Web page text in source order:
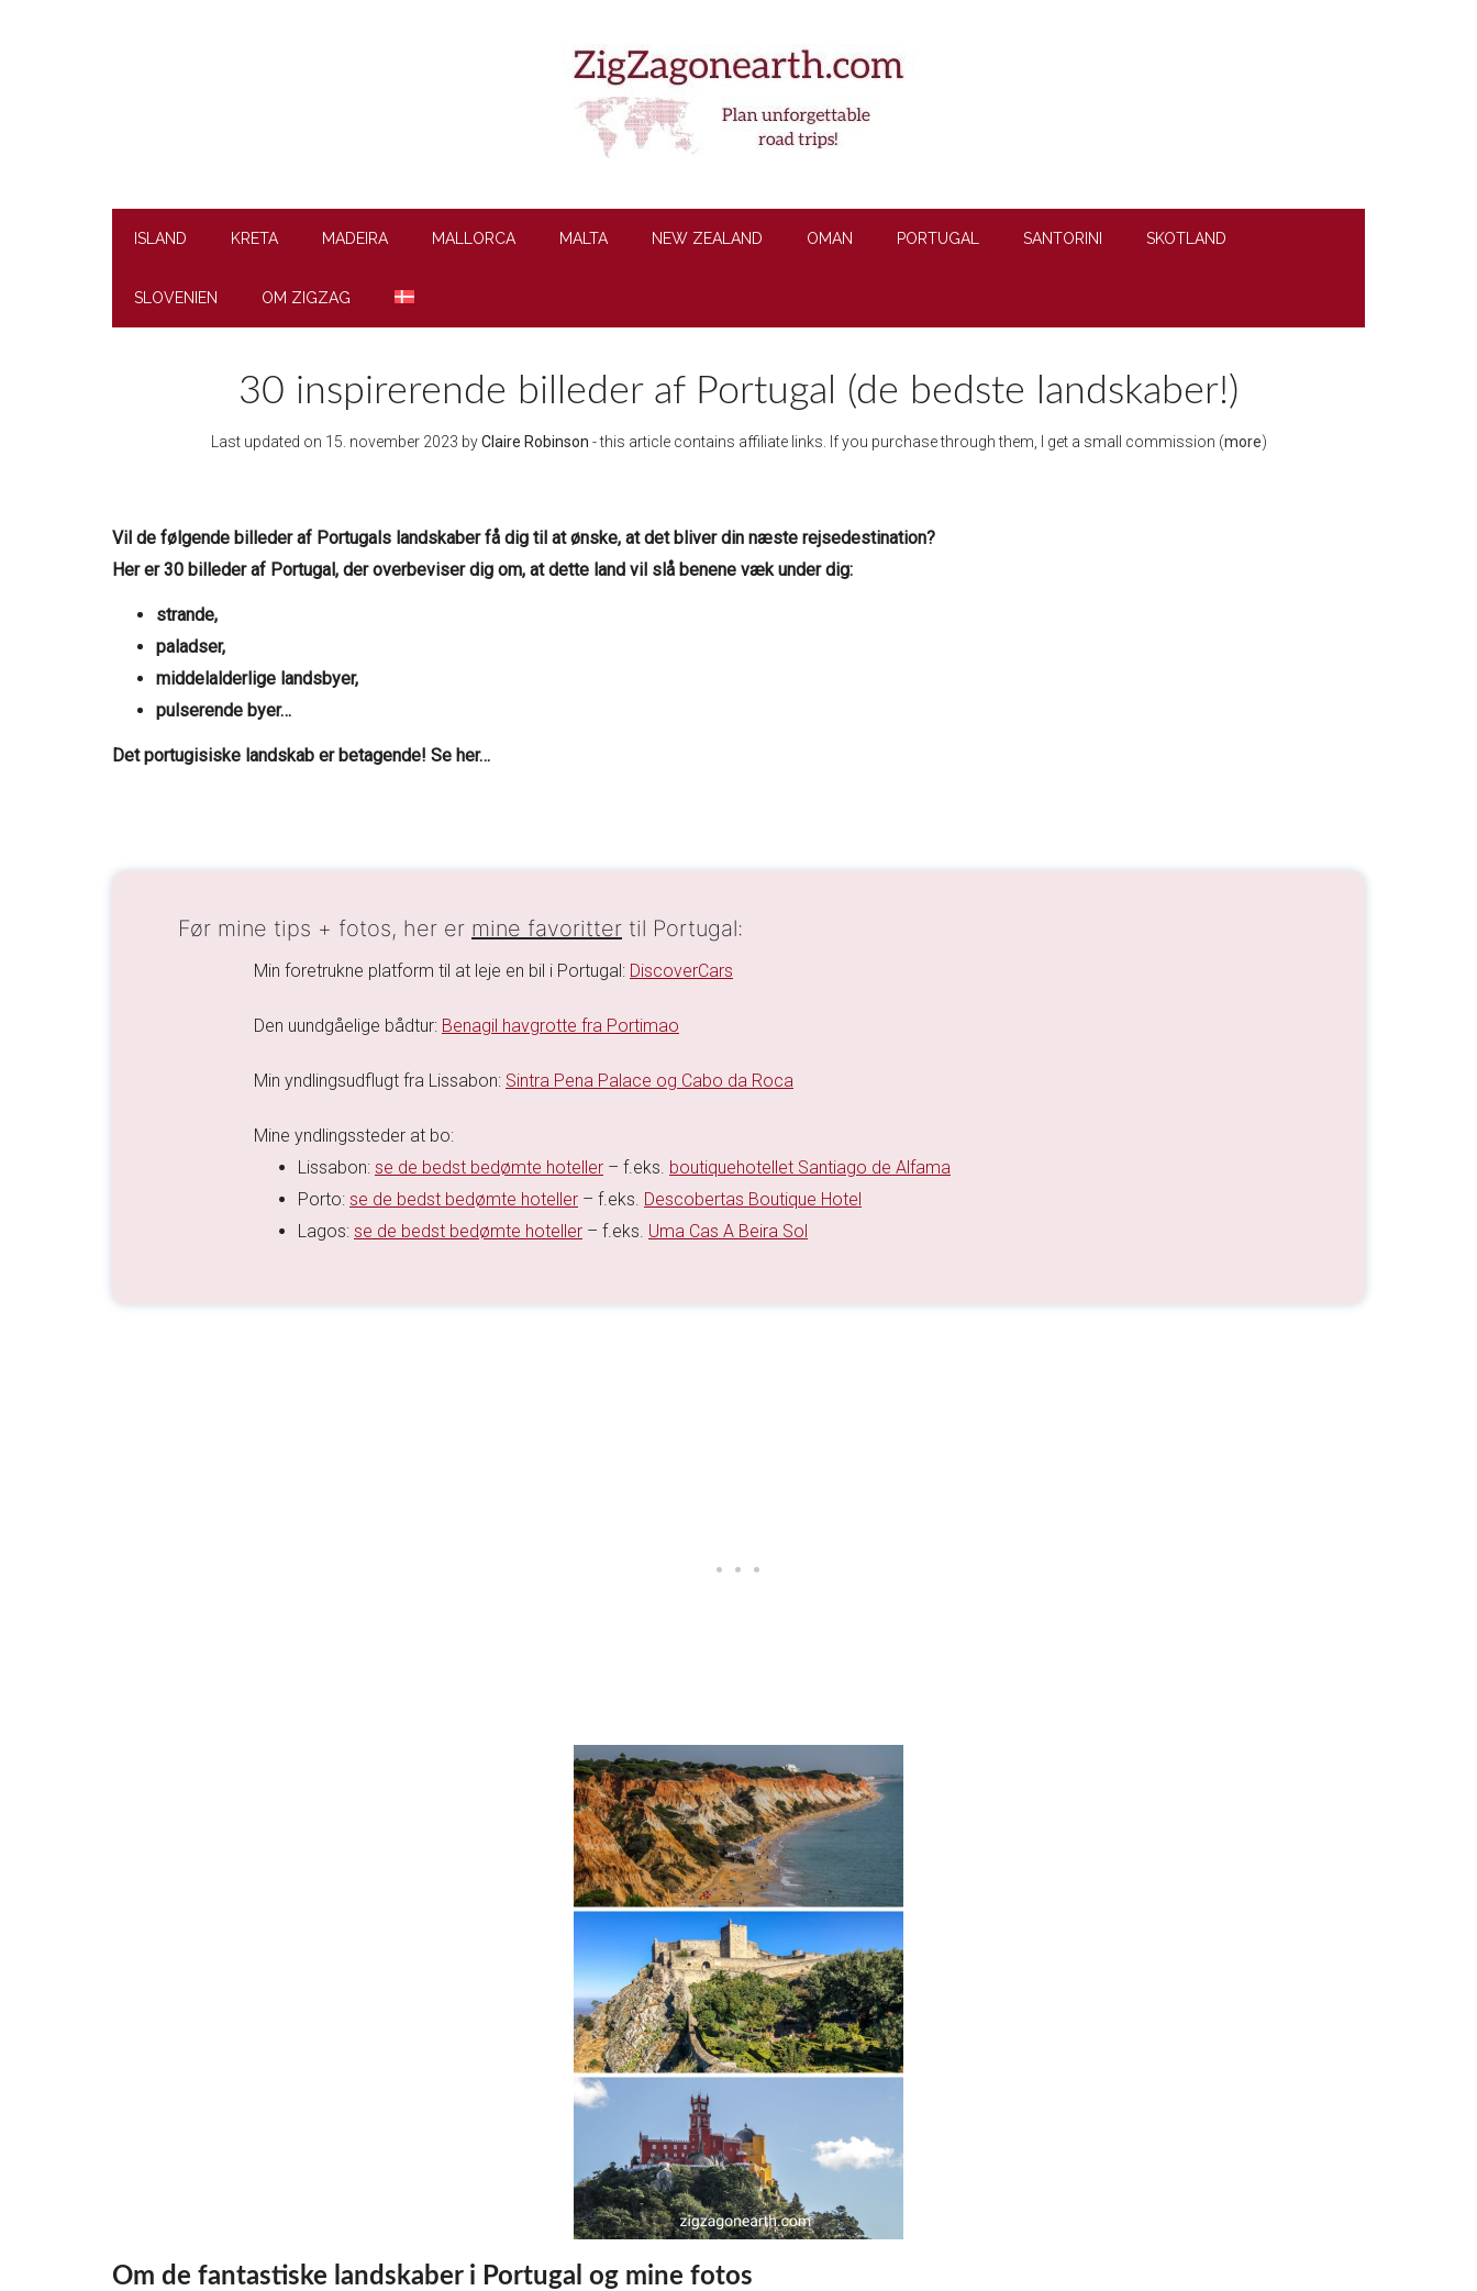
ISLAND KRETA MADEIRA MALLORCA MALTA NEW ZEALAND OMAN PORTUGAL SANTORINI SKOTLAND
SLOVENIEN OM ZIGZAG
30 inspirerende billeder af Portugal (de bedste landskaber!)
Last updated on 15. november 2023 byClaire Robinson - this article contains affiliate links. If you purchase through them, I get a small commission (more)
Vil de følgende billeder af Portugals landskaber få dig til at ønske, at det bliver din næste rejsedestination?
Her er 30 billeder af Portugal, der overbeviser dig om, at dette land vil slå benene væk under dig:
strande,
paladser,
middelalderlige landsbyer,
pulserende byer…
Det portugisiske landskab er betagende! Se her…
Før mine tips + fotos, her er mine favoritter til Portugal:
Min foretrukne platform til at leje en bil i Portugal: DiscoverCars
Den uundgåelige bådtur: Benagil havgrotte fra Portimao
Min yndlingsudflugt fra Lissabon: Sintra Pena Palace og Cabo da Roca
Mine yndlingssteder at bo:
Lissabon: se de bedst bedømte hoteller – f.eks. boutiquehotellet Santiago de Alfama
Porto: se de bedst bedømte hoteller – f.eks. Descobertas Boutique Hotel
Lagos: se de bedst bedømte hoteller – f.eks. Uma Cas A Beira Sol
Om de fantastiske landskaber i Portugal og mine fotos